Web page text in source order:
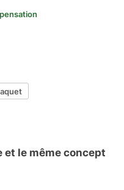
et le même concept